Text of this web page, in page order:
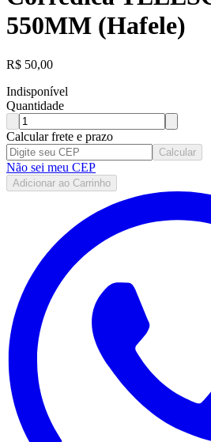
550MM (Hafele)
R$ 50,00
Indisponível
Quantidade
Calcular frete e prazo
Calcular
Não sei meu CEP
Adicionar ao Carrinho